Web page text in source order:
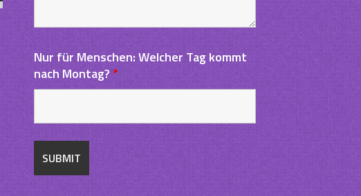
Nur für Menschen: Welcher Tag kommt
nach Montag?*